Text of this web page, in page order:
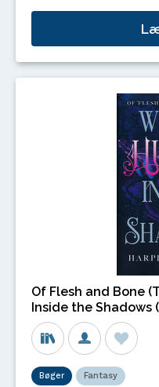
Of Flesh and Bone
Inside the Shadows
Bøger Fantasy